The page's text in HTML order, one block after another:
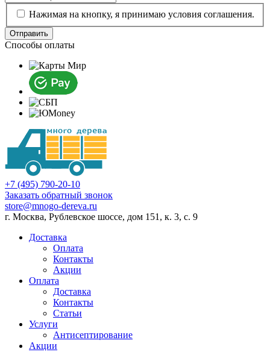
Нажимая на кнопку, я принимаю условия соглашения.
Отправить
Способы оплаты
+7 (495) 790-20-10
Заказать обратный звонок
store@mnogo-dereva.ru
г. Москва, Рублевское шоссе, дом 151, к. 3, с. 9
Доставка
Оплата
Контакты
Акции
Оплата
Доставка
Контакты
Статьи
Услуги
Антисептирование
Акции